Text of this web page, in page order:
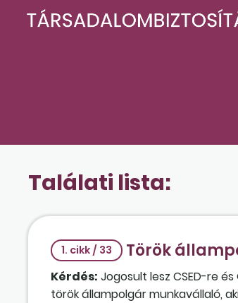
Találati lista:
1. cikk / 33 Török
Kérdés: Jogosult lesz CSED-re
török állampolgár munkavállaló,